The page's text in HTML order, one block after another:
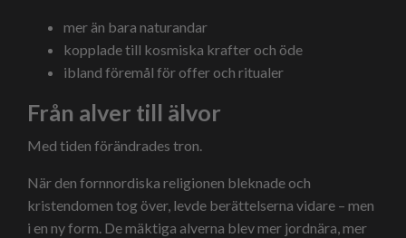
mer än bara naturandar
kopplade till kosmiska krafter och öde
ibland föremål för offer och ritualer
Från alver till älvor
Med tiden förändrades tron.
När den fornnordiska religionen bleknade och
kristendomen tog över, levde berättelserna vidare – men
i en ny form. De mäktiga alverna blev mer jordnära, mer